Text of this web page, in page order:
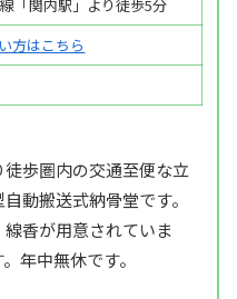
「関内駅」より徒歩5分
方はこちら
歩圏内の交通至便な立
動搬送式納骨堂です。
香が用意されていま
年中無休です。